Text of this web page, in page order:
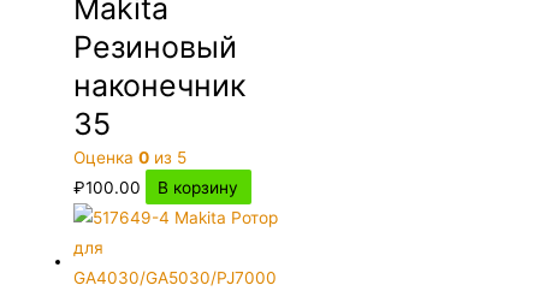
Makita
Резиновый
наконечник
35
Оценка0 из 5
₽100.00 В корзину